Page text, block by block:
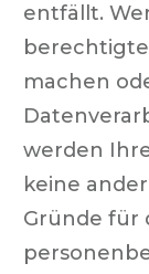
entfällt.
machen
werden
keine
Gründe für